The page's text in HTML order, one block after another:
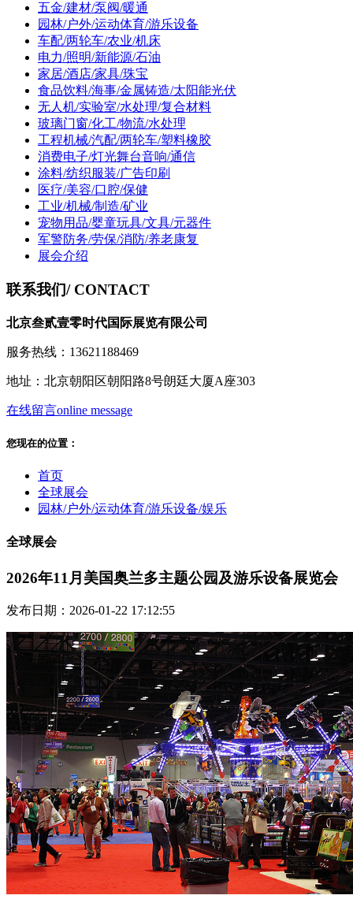
五金/建材/泵阀/暖通
园林/户外/运动体育/游乐设备
车配/两轮车/农业/机床
电力/照明/新能源/石油
家居/酒店/家具/珠宝
食品饮料/海事/金属铸造/太阳能光伏
无人机/实验室/水处理/复合材料
玻璃门窗/化工/物流/水处理
工程机械/汽配/两轮车/塑料橡胶
消费电子/灯光舞台音响/通信
涂料/纺织服装/广告印刷
医疗/美容/口腔/保健
工业/机械/制造/矿业
宠物用品/婴童玩具/文具/元器件
军警防务/劳保/消防/养老康复
展会介绍
联系我们/ CONTACT
北京叁贰壹零时代国际展览有限公司
服务热线：13621188469
地址：北京朝阳区朝阳路8号朗廷大厦A座303
在线留言online message
您现在的位置：
首页
全球展会
园林/户外/运动体育/游乐设备/娱乐
全球展会
2026年11月美国奥兰多主题公园及游乐设备展览会
发布日期：2026-01-22 17:12:55